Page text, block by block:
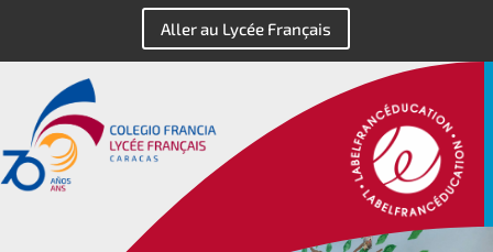
Aller au Lycée Français